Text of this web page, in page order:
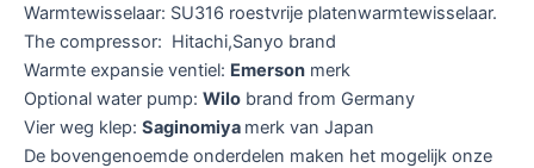
Warmtewisselaar: SU316 roestvrije platenwarmtewisselaar.
The compressor: Hitachi,Sanyo brand
Warmte expansie ventiel: Emerson merk
Optional water pump: Wilo brand from Germany
Vier weg klep: Saginomiya merk van Japan
De bovengenoemde onderdelen maken het mogelijk onze